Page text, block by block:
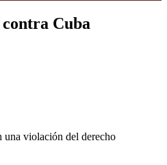
Cuba
una violación del derecho